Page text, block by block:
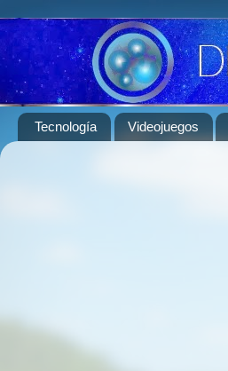
Tecnología Videojuegos